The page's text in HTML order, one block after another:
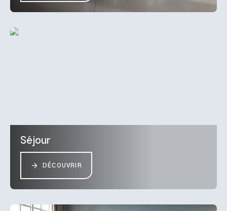
Séjour
DÉCOUVRIR